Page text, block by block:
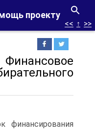
проекту
<< ↑ >>
финансирования